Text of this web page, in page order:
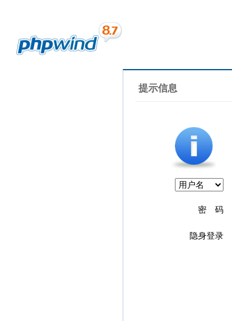
提示信息
密 码
隐身登录